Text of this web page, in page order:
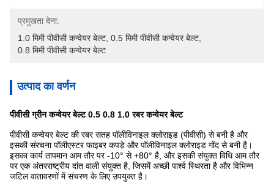
प्रमुखता देना:
1.0 मिमी पीवीसी कन्वेयर बेल्ट 0.5 मिमी पीवीसी कन्वेयर बेल्ट
0.8 मिमी पीवीसी कन्वेयर बेल्ट
उत्पाद का वर्णन
पीवीसी ग्रीन कन्वेयर बेल्ट 0.5 0.8 1.0 रबर कन्वेयर बेल्ट
पीवीसी कन्वेयर बेल्ट की रबर सतह पॉलीविनाइल क्लोराइड (पीवीसी) से बनी है और
इसकी संरचना पॉलीएस्टर फाइबर कपड़े और पॉलीविनाइल क्लोराइड गोंद से बनी है।
इसका कार्य तापमान आम तौर पर -10° से +80° है, और इसकी संयुक्त विधि आम तौर
पर एक अंतरराष्ट्रीय दांत वाली संयुक्त है, जिसमें अच्छी पार्श्व स्थिरता है और विभिन्न
जटिल वातावरणों में संचरण के लिए उपयुक्त है।